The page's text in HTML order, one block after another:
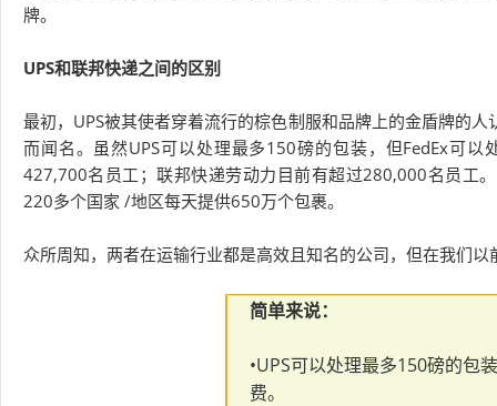
牌。
UPS和联邦快递之间的区别
最初，UPS被其使者穿着流行的棕色制服和品牌上的金盾牌的
而闻名。虽然UPS可以处理最多150磅的包装，但FedEx可
427,700名员工；联邦快递劳动力目前有超过280,000名员工
220多个国家 /地区每天提供650万个包裹。
众所周知，两者在运输行业都是高效且知名的公司，但在我们
简单来说：
•UPS可以处理最多150磅的包
费。